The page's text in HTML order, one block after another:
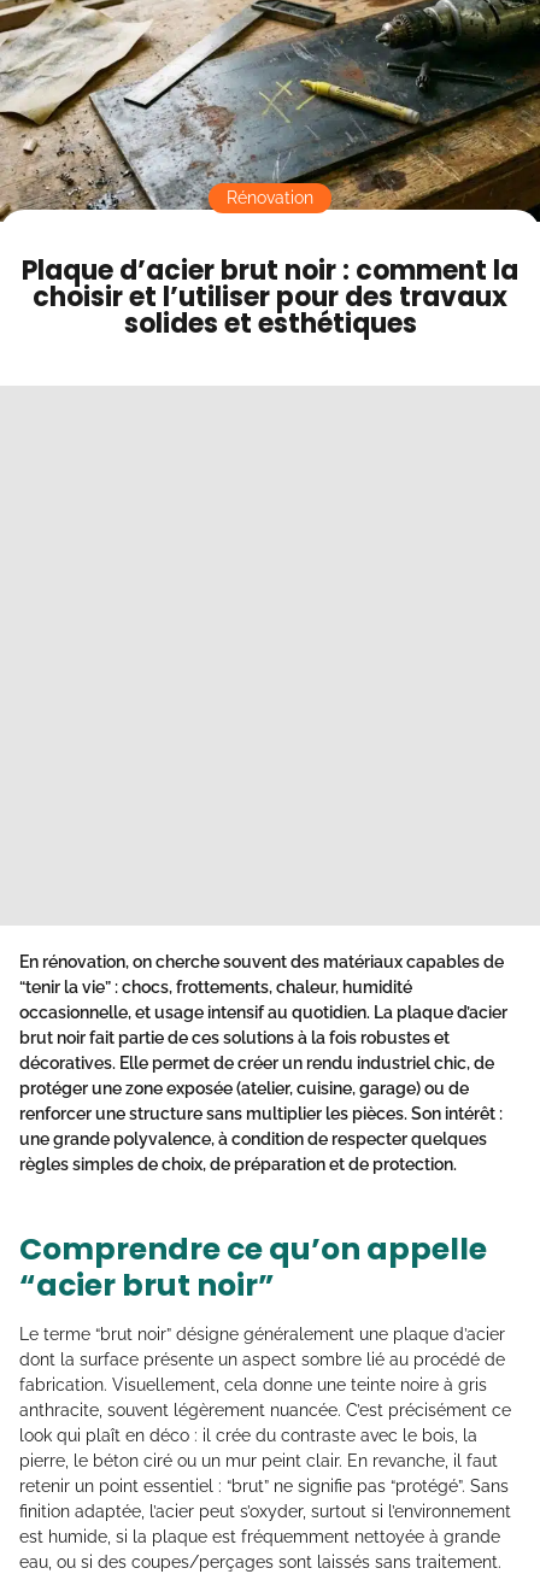
Contact
Mode sombre
Bien acheter : dimensions, coupe et gain de temps
sur chantier
Plaque d’acier brut noir : comment la
choisir et l’utiliser pour des travaux
solides et esthétiques
Rénovation
En rénovation, on cherche souvent des matériaux capables de
“tenir la vie” : chocs, frottements, chaleur, humidité
occasionnelle, et usage intensif au quotidien. La plaque d’acier
brut noir fait partie de ces solutions à la fois robustes et
décoratives. Elle permet de créer un rendu industriel chic, de
protéger une zone exposée (atelier, cuisine, garage) ou de
renforcer une structure sans multiplier les pièces. Son intérêt :
une grande polyvalence, à condition de respecter quelques
règles simples de choix, de préparation et de protection.
Comprendre ce qu’on appelle
“acier brut noir”
Le terme “brut noir” désigne généralement une plaque d’acier
dont la surface présente un aspect sombre lié au procédé de
fabrication. Visuellement, cela donne une teinte noire à gris
anthracite, souvent légèrement nuancée. C’est précisément ce
look qui plaît en déco : il crée du contraste avec le bois, la
pierre, le béton ciré ou un mur peint clair. En revanche, il faut
retenir un point essentiel : “brut” ne signifie pas “protégé”. Sans
finition adaptée, l’acier peut s’oxyder, surtout si l’environnement
est humide, si la plaque est fréquemment nettoyée à grande
eau, ou si des coupes/perçages sont laissés sans traitement.